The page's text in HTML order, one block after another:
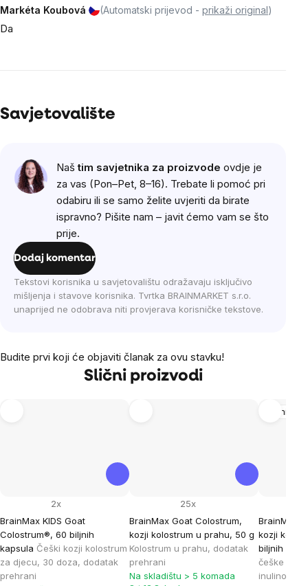
Markéta Koubová (Automatski prijevod - prikaži original)
Da
Savjetovalište
Naštim savjetnika za proizvode ovdje je
za vas (Pon–Pet, 8–16). Trebate li pomoć pri
odabiru ili se samo želite uvjeriti da birate
ispravno? Pišite nam – javit ćemo vam se što
prije.
Dodaj komentar
Tekstovi korisnika u savjetovalištu odražavaju isključivo
mišljenja i stavove korisnika. Tvrtka BRAINMARKET s.r.o.
unaprijed ne odobrava niti provjerava korisničke tekstove.
Budite prvi koji će objaviti članak za ovu stavku!
Slični proizvodi
BrainMax KIDS Goat
Colostrum®, 60 biljnih
kapsula Češki kozji kolostrum
za djecu, 30 doza, dodatak
prehrani
2x
BrainMax Goat Colostrum,
kozji kolostrum u prahu, 50 g
Kolostrum u prahu, dodatak
prehrani
25x
Na skladištu > 5 komada
Imunitet
BrainMax
kozji
biljnih
češke
inulinom,